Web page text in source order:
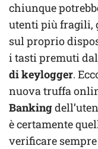
chiunque
utenti più fragili,
sul proprio
i tasti premuti
di keylogger.
nuova truffa
Banking
è certamente
verificare